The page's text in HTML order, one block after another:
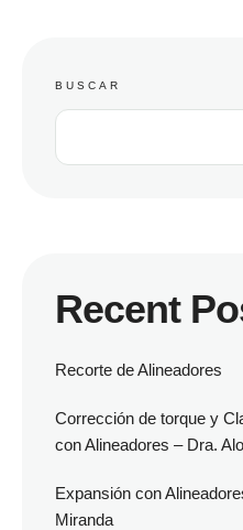
BUSCAR
Recent
Recorte de Alineadores
Corrección de torque y
con Alineadores – Dra.
Expansión con
Miranda